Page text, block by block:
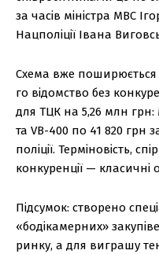
за часів міністра МВС
Нацполіції Івана
Схема вже поширюється
го відомство без
для ТЦК на 5,26 млн грн:
та VB-400 по 41 820 грн
поліції. Терміновість,
конкуренції — класичні
Підсумок: створено
«бодікамерних»
ринку, а для виграшу